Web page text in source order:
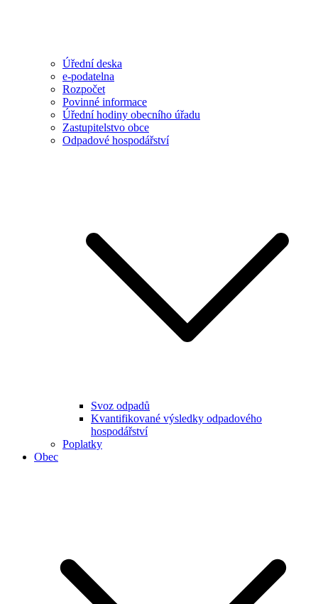
Úřední deska
e-podatelna
Rozpočet
Povinné informace
Úřední hodiny obecního úřadu
Zastupitelstvo obce
Odpadové hospodářství
Svoz odpadů
Kvantifikované výsledky odpadového
hospodářství
Poplatky
Obec